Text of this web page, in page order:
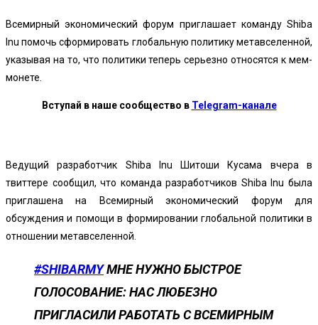
Всемирный экономический форум приглашает команду Shiba
Inu помочь сформировать глобальную политику метавселенной,
указывая на то, что политики теперь серьезно относятся к мем-
монете.
Вступай в наше сообщество в Telegram-канале
Ведущий разработчик Shiba Inu Шитоши Кусама вчера в
твиттере сообщил, что команда разработчиков Shiba Inu была
приглашена на Всемирный экономический форум для
обсуждения и помощи в формировании глобальной политики в
отношении метавселенной.
#SHIBARMYМНЕ НУЖНО БЫСТРОЕ
ГОЛОСОВАНИЕ: НАС ЛЮБЕЗНО
ПРИГЛАСИЛИ РАБОТАТЬ С ВСЕМИРНЫМ